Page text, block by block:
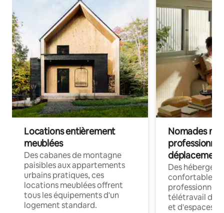
Locations entièrement
meublées
Des cabanes de montagne
paisibles aux appartements
urbains pratiques, ces
locations meublées offrent
tous les équipements d'un
logement standard.
Nomades
déplacement
Des
confortables
professionnels
télétravail
et d'espaces